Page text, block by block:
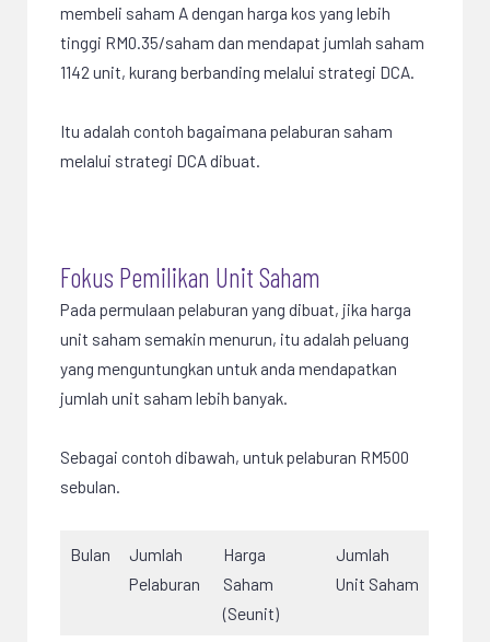
membeli saham A dengan harga kos yang lebih
tinggi RM0.35/saham dan mendapat jumlah saham
1142 unit, kurang berbanding melalui strategi DCA.
Itu adalah contoh bagaimana pelaburan saham
melalui strategi DCA dibuat.
Fokus Pemilikan Unit Saham
Pada permulaan pelaburan yang dibuat, jika harga
unit saham semakin menurun, itu adalah peluang
yang menguntungkan untuk anda mendapatkan
jumlah unit saham lebih banyak.
Sebagai contoh dibawah, untuk pelaburan RM500
sebulan.
Bulan
Jumlah
Pelaburan
Harga
Saham
(Seunit)
Jumlah
Unit Saham